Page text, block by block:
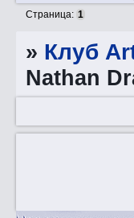
Страница: 1
» Клуб
Nathan